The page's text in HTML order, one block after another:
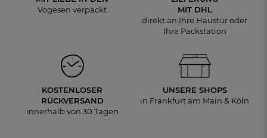
Vogesen verpackt
MIT DHL
direkt an Ihre Haustür oder
Ihre Packstation
KOSTENLOSER
RÜCKVERSAND
innerhalb von 30 Tagen
UNSERE SHOPS
in Frankfurt am Main & Köln